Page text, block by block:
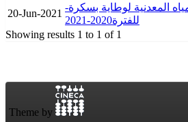
20-Jun-2021
المعدنية لوطاية بسكرة-
للفترة2020-2021
Showing results 1 to 1 of 1
Theme by